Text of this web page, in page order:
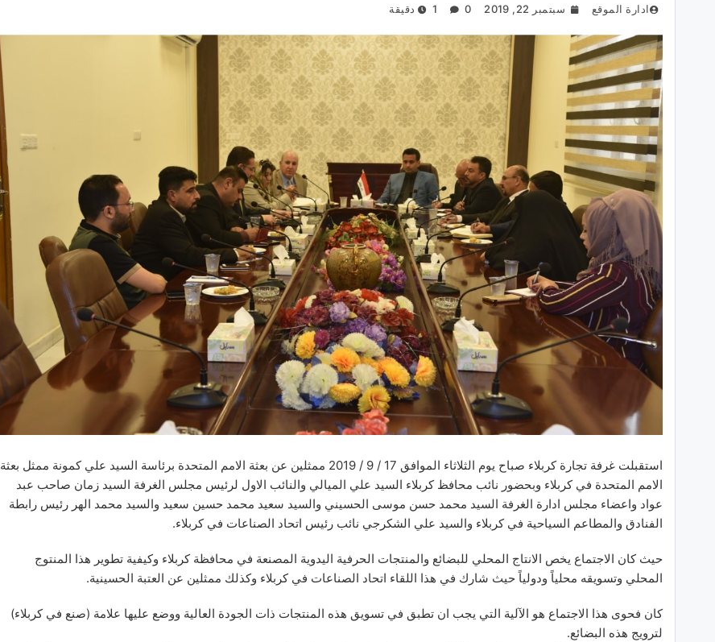
ادارة الموقع سبتمبر 22, 2019 0 1 دقيقة
استقبلت غرفة تجارة كربلاء صباح يوم الثلاثاء الموافق 17 / 9 / 2019 ممثلين عن بعثة الامم المتحدة برئاسة السيد علي كمونة ممثل بعثة
الامم المتحدة في كربلاء وبحضور نائب محافظ كربلاء السيد علي الميالي والنائب الاول لرئيس مجلس الغرفة السيد زمان صاحب عبد
عواد واعضاء مجلس ادارة الغرفة السيد محمد حسن موسى الحسيني والسيد سعيد محمد حسين سعيد والسيد محمد الهر رئيس رابطة
الفنادق والمطاعم السياحية في كربلاء والسيد علي الشكرجي نائب رئيس اتحاد الصناعات في كربلاء.
حيث كان الاجتماع يخص الانتاج المحلي للبضائع والمنتجات الحرفية اليدوية المصنعة في محافظة كربلاء وكيفية تطوير هذا المنتوج
المحلي وتسويقه محلياً ودولياً حيث شارك في هذا اللقاء اتحاد الصناعات في كربلاء وكذلك ممثلين عن العتبة الحسينية.
كان فحوى هذا الاجتماع هو الآلية التي يجب ان تطبق في تسويق هذه المنتجات ذات الجودة العالية ووضع عليها علامة (صنع في كربلاء)
لترويج هذه البضائع.